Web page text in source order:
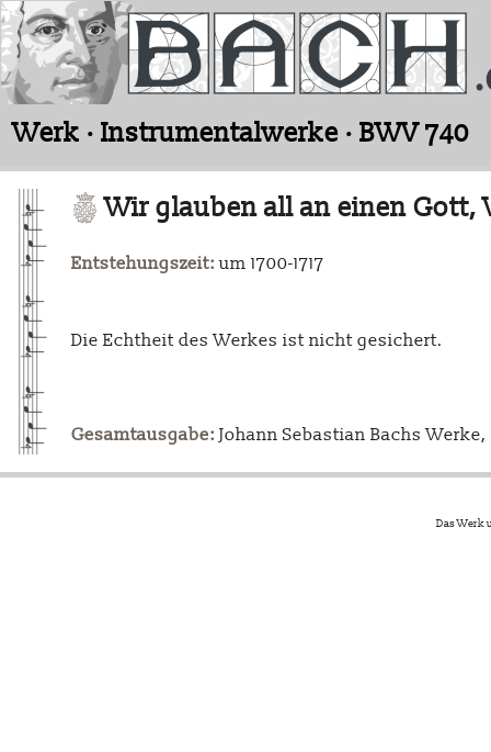
Werk · Instrumentalwerke · BWV 740
Wir glauben all an einen Gott,
Entstehungszeit: um 1700-1717
Die Echtheit des Werkes ist nicht gesichert.
Gesamtausgabe: Johann Sebastian Bachs Werke,
Das Werk